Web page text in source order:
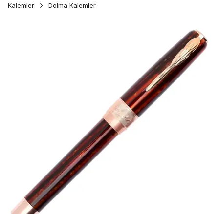
Kalemler Dolma Kalemler